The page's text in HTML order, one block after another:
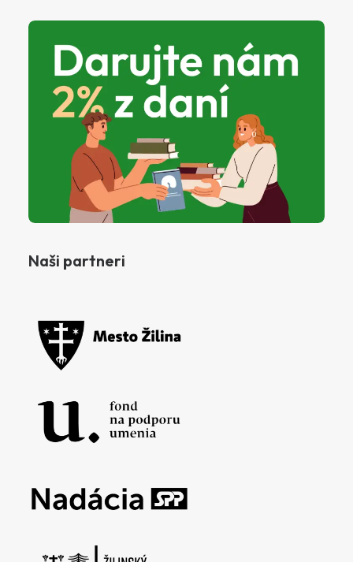
Naši partneri